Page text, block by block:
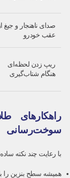
صدای ناهنجار و جیغ از
عقب خودرو
ریپ زدن لحظه‌ای
هنگام شتاب‌گیری
راهکارهای
سوخت‌رسانی
با رعایت چند نکته
همیشه سطح بنزین را